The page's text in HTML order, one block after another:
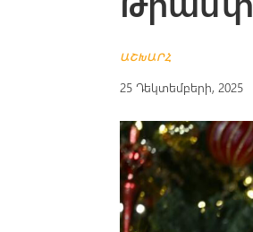
ԱՇԽԱՐՀ
25 Դեկտեմբերի, 2025